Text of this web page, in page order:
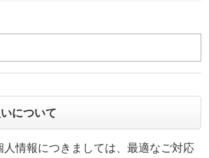
について
人情報につきましては、最適なご対応